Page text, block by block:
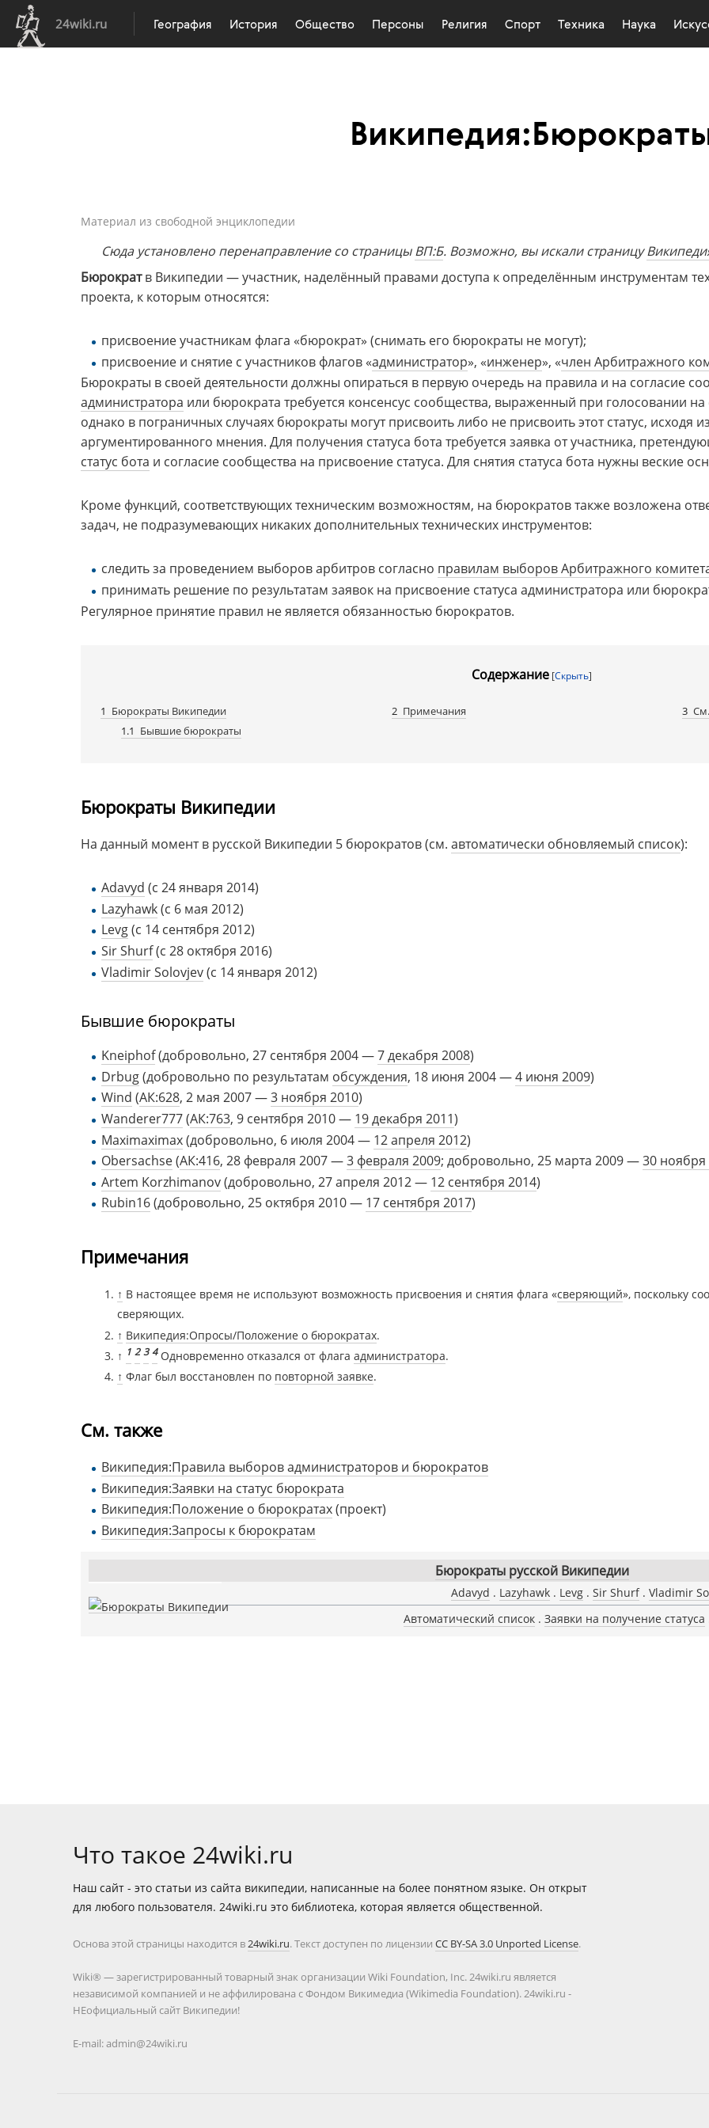
24wiki.ru География История Общество Персоны Религия Спорт Техника Наука
Материал из свободной энциклопедии
Сюда установлено перенаправление со страницыВП:Б. Возможно, вы искали страницу
Бюрократв Википедии — участник, наделённый правами доступа к определённым инструментам
проекта, к которым относятся:
присвоение участникам флага «бюрократ» (снимать его бюрократы не могут);
присвоение и снятие с участников флагов «администратор», «инженер», «член Арбитражного
Бюрократы в своей деятельности должны опираться в первую очередь на правила и на согласие
администратора или бюрократа требуется консенсус сообщества, выраженный при голосовании на
однако в пограничных случаях бюрократы могут присвоить либо не присвоить этот статус, исходя
аргументированного мнения. Для получения статуса бота требуется заявка от участника,
статус бота и согласие сообщества на присвоение статуса. Для снятия статуса бота нужны веские
Кроме функций, соответствующих техническим возможностям, на бюрократов также возложена
задач, не подразумевающих никаких дополнительных технических инструментов:
следить за проведением выборов арбитров согласно правилам выборов Арбитражного
принимать решение по результатам заявок на присвоение статуса администратора или
Регулярное принятие правил не является обязанностью бюрократов.
Содержание
1 Бюрократы Википедии
1.1 Бывшие бюрократы
2 Примечания 3
Бюрократы Википедии
На данный момент в русской Википедии 5 бюрократов (см. автоматически обновляемый список):
Adavyd (c 24 января 2014)
Lazyhawk(c 6 мая 2012)
Levg(c 14 сентября 2012)
Sir Shurf(c 28 октября 2016)
Vladimir Solovjev(c 14 января 2012)
Бывшие бюрократы
Kneiphof(добровольно, 27 сентября 2004 —7 декабря 2008)
Drbug(добровольно по результатам обсуждения, 18 июня 2004 —4 июня 2009)
Wind (АК:628, 2 мая 2007 —3 ноября 2010)
Wanderer777(АК:763, 9 сентября 2010 — 19 декабря 2011)
Maximaximax(добровольно, 6 июля 2004 — 12 апреля 2012)
Obersachse(АК:416, 28 февраля 2007 —3 февраля 2009; добровольно, 25 марта 2009 —30 ноября
Artem Korzhimanov(добровольно, 27 апреля 2012 — 12 сентября 2014)
Rubin16(добровольно, 25 октября 2010 — 17 сентября 2017)
Примечания
↑ В настоящее время не используют возможность присвоения и снятия флага «сверяющий», поскольку
сверяющих.
↑ Википедия:Опросы/Положение о бюрократах.
↑ 1 2 3 4 Одновременно отказался от флагаадминистратора.
↑ Флаг был восстановлен по повторной заявке.
См. также
Википедия:Правила выборов администраторов и бюрократов
Википедия:Заявки на статус бюрократа
Википедия:Положение о бюрократах(проект)
Википедия:Запросы к бюрократам
Бюрократы русской Википедии
Adavyd Lazyhawk Levg Sir Shurf
Vladimir
Автоматический список
Заявки на получение статуса
Что такое 24wiki.ru
Наш сайт - это статьи из сайта википедии, написанные на более понятном языке. Он открыт
для любого пользователя. 24wiki.ru это библиотека, которая является общественной.
Основа этой страницы находится в 24wiki.ru. Текст доступен по лицензии CC BY-SA 3.0 Unported License.
Wiki® — зарегистрированный товарный знак организации Wiki Foundation, Inc. 24wiki.ru является
независимой компанией и не аффилирована с Фондом Викимедиа (Wikimedia Foundation). 24wiki.ru -
НЕофициальный сайт Википедии!
E-mail: admin@24wiki.ru